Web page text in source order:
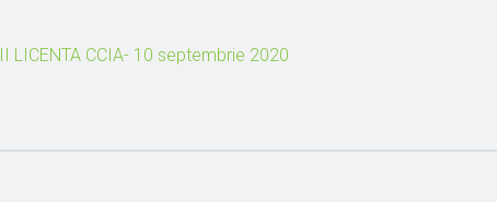
LICENTA CCIA- 10 septembrie 2020